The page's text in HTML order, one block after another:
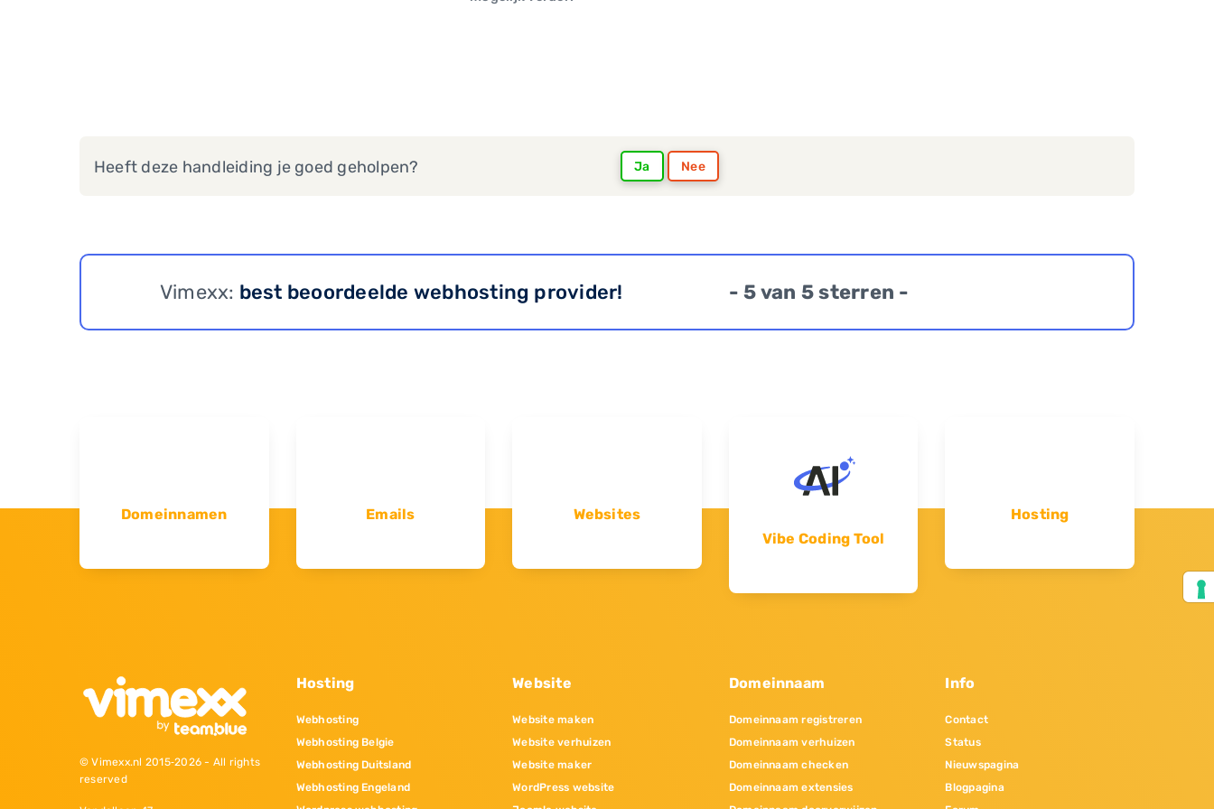
Heeft deze handleiding je goed geholpen? Ja Nee
Vimexx: best beoordeelde webhosting provider! - 5 van 5 sterren -
Domeinnamen Emails
Websites
Vibe Coding Tool
Hosting
© Vimexx.nl 2015‐2026 - All rights
reserved
Hosting
Webhosting
Webhosting Belgie
Webhosting Duitsland
Webhosting Engeland
Website
Website maken
Website verhuizen
Website maker
WordPress website
Domeinnaam
Domeinnaam registreren
Domeinnaam verhuizen
Domeinnaam checken
Domeinnaam extensies
Info
Contact
Status
Nieuwspagina
Blogpagina